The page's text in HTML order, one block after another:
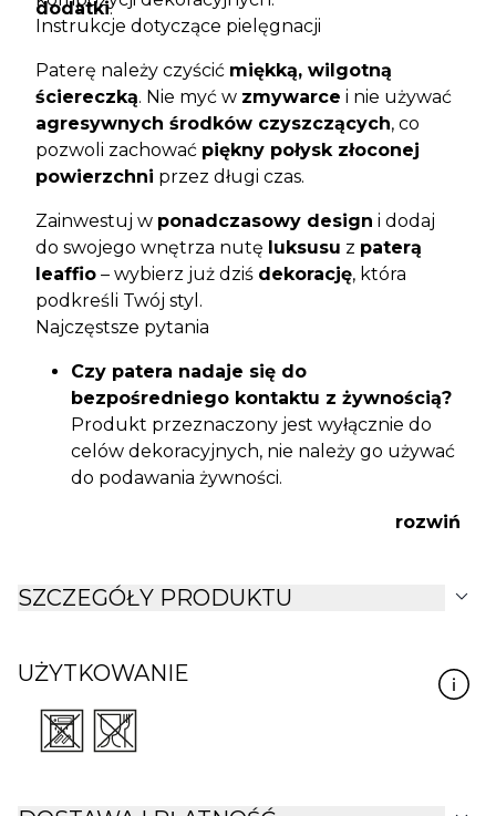
dodatki.
Instrukcje dotyczące pielęgnacji
Paterę należy czyścić miękką, wilgotną
ściereczką. Nie myć w zmywarce i nie używać
agresywnych środków czyszczących, co
pozwoli zachować piękny połysk złoconej
powierzchni przez długi czas.
Zainwestuj w ponadczasowy design i dodaj
do swojego wnętrza nutę luksusu z paterą
leaffio – wybierz już dziś dekorację, która
podkreśli Twój styl.
Najczęstsze pytania
Czy patera nadaje się do
bezpośredniego kontaktu z żywnością?
Produkt przeznaczony jest wyłącznie do
celów dekoracyjnych, nie należy go używać
do podawania żywności.
wykończenie
Jak dbać o powierzchnię złoconą?
lekko wilgotną ściereczką, bez użycia
Jakie są dokładne wymiary?
Szerokość:
rozwiń
SZCZEGÓŁY PRODUKTU expand_more
UŻYTKOWANIE